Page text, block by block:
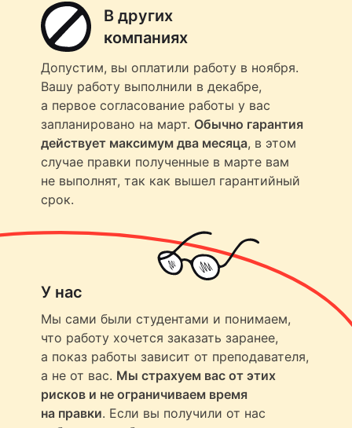
В других
компаниях
Допустим, вы оплатили работу в ноября.
Вашу работу выполнили в декабре,
а первое согласование работы у вас
запланировано на март. Обычно гарантия
действует максимум два месяца, в этом
случае правки полученные в марте вам
не выполнят, так как вышел гарантийный
срок.
У нас
Мы сами были студентами и понимаем,
что работу хочется заказать заранее,
а показ работы зависит от преподавателя,
а не от вас. Мы страхуем вас от этих
рисков и не ограничиваем время
на правки. Если вы получили от нас